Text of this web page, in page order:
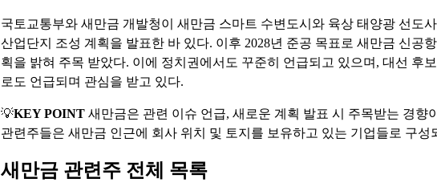
국토교통부와 새만금 개발청이 새만금 스마트 수변도시와 육상 태양광 선도
산업단지 조성 계획을 발표한 바 있다. 이후 2028년 준공 목표로 새만금 신공
획을 밝혀 주목 받았다. 이에 정치권에서도 꾸준히 언급되고 있으며, 대선 후
로도 언급되며 관심을 받고 있다.
💡KEY POINT 새만금은 관련 이슈 언급, 새로운 계획 발표 시 주목받는 경향
관련주들은 새만금 인근에 회사 위치 및 토지를 보유하고 있는 기업들로 구성
새만금 관련주 전체 목록